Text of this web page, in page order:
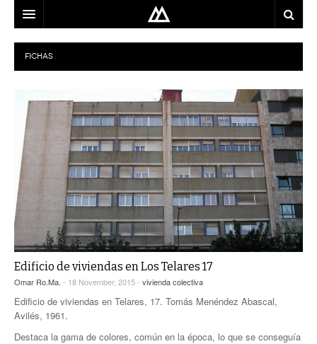
ARQUITECTO
LOCALIZACIÓN
MAPA
USO
CONTACTO
FICHAS
Edificio de viviendas en Los Telares 17
Omar Ro.Ma. - 18 November, 2015 - vivienda colectiva
Edificio de viviendas en Telares, 17. Tomás Menéndez Abascal,
Avilés, 1961.
Destaca la gama de colores, común en la época, lo que se conseguía